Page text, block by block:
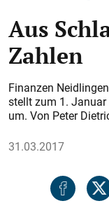
Aus
Zahlen
Finanzen
stellt zum 1.
um. Von Peter
31.03.2017